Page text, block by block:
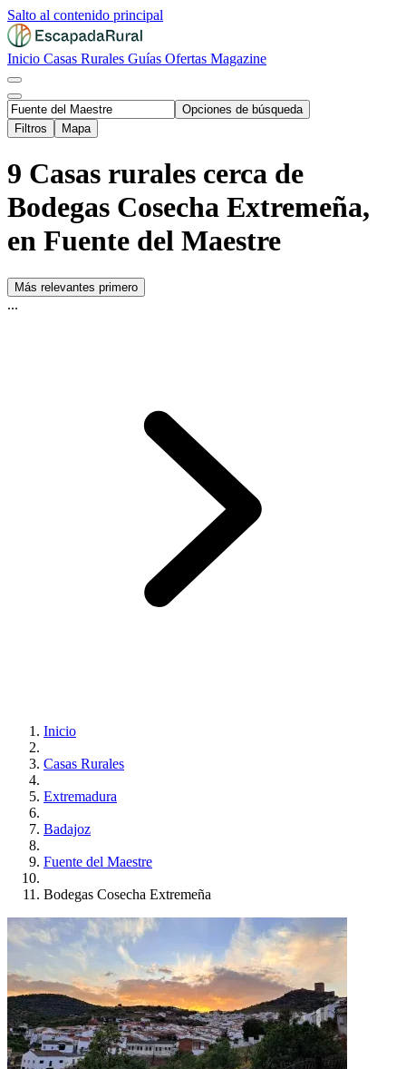
Salto al contenido principal
Inicio Casas Rurales Guías Ofertas Magazine
Opciones de búsqueda
Filtros
Mapa
9 Casas rurales cerca de
Bodegas Cosecha Extremeña,
en Fuente del Maestre
Más relevantes primero
...
Inicio
Casas Rurales
Extremadura
Badajoz
Fuente del Maestre
Bodegas Cosecha Extremeña